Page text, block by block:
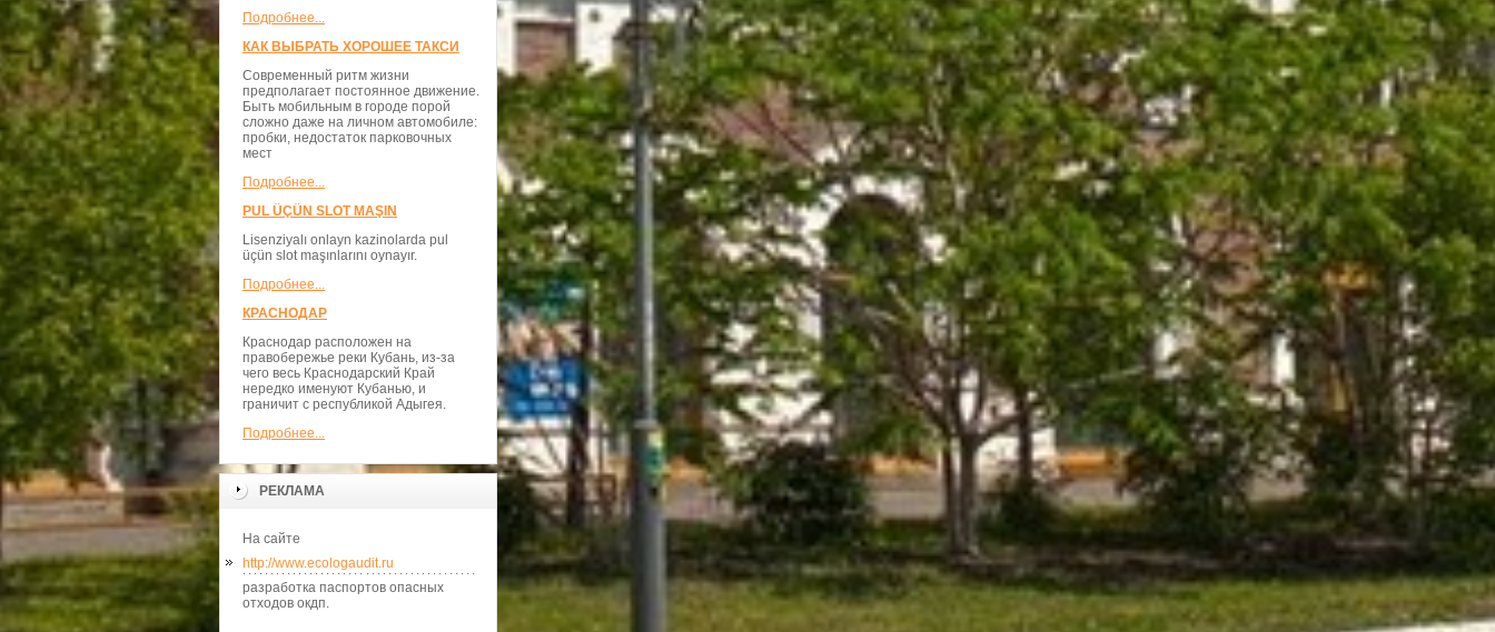
Подробнее...
КАК ВЫБРАТЬ ХОРОШЕЕ ТАКСИ
Современный ритм жизни
предполагает постоянное движение.
Быть мобильным в городе порой
сложно даже на личном автомобиле:
пробки, недостаток парковочных
мест
Подробнее...
PUL ÜÇÜN SLOT MAŞIN
Lisenziyalı onlayn kazinolarda pul
üçün slot maşınlarını oynayır.
Подробнее...
КРАСНОДАР
Краснодар расположен на
правобережье реки Кубань, из-за
чего весь Краснодарский Край
нередко именуют Кубанью, и
граничит с республикой Адыгея.
Подробнее...
РЕКЛАМА
На сайте
http://www.ecologaudit.ru
разработка паспортов опасных
отходов окдп.